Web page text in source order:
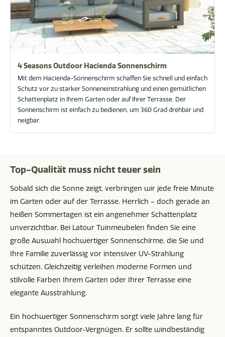
4 Seasons Outdoor Hacienda Sonnenschirm
Mit dem Hacienda-Sonnenschirm schaffen Sie schnell und einfach
Schutz vor zu starker Sonneneinstrahlung und einen gemütlichen
Schattenplatz in Ihrem Garten oder auf Ihrer Terrasse. Der
Sonnenschirm ist einfach zu bedienen, um 360 Grad drehbar und
neigbar.
Top-Qualität muss nicht teuer sein
Sobald sich die Sonne zeigt, verbringen wir jede freie Minute
im Garten oder auf der Terrasse. Herrlich – doch gerade an
heißen Sommertagen ist ein angenehmer Schattenplatz
unverzichtbar. Bei Latour Tuinmeubelen finden Sie eine
große Auswahl hochwertiger Sonnenschirme, die Sie und
Ihre Familie zuverlässig vor intensiver UV-Strahlung
schützen. Gleichzeitig verleihen moderne Formen und
stilvolle Farben Ihrem Garten oder Ihrer Terrasse eine
elegante Ausstrahlung.
Ein hochwertiger Sonnenschirm sorgt viele Jahre lang für
entspanntes Outdoor-Vergnügen. Er sollte windbeständig